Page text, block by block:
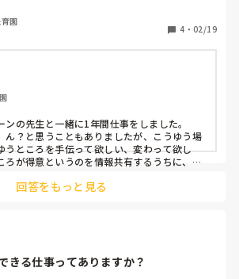
せていただいてます。そして保育士にな
仕事をしています。
、余計な動きが多かったり…と。。
すぎるとその事ばかりになってしまうの
して気をつけるところは気をつけて、楽
ていますが、ふとした時に考えてしまい
園
4 ・ 02/19
の先生と一緒に1年間仕事をしました。
ん？と思うこともありましたが、こうゆう場
うところを手伝って欲しい、変わって欲し
ろが得意というのを情報共有するうちに、う
意を理解して、他の先生に伝えることで、ス
回答をもっと見る
きる仕事ってありますか？